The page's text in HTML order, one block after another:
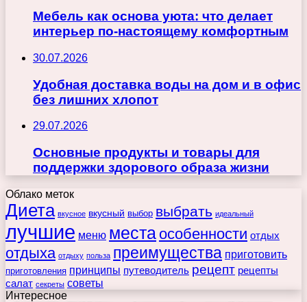
Мебель как основа уюта: что делает
интерьер по-настоящему комфортным
30.07.2026
Удобная доставка воды на дом и в офис
без лишних хлопот
29.07.2026
Основные продукты и товары для
поддержки здорового образа жизни
Облако меток
Диета вкусное вкусный выбор выбрать идеальный
лучшие меню места особенности отдых
отдыха отдыху польза преимущества приготовить
приготовления принципы путеводитель рецепт рецепты
салат секреты советы
Интересное